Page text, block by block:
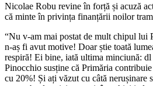
Nicolae Robu revine în forță și acuză
că minte în privința finanțării noilor
“Nu v-am mai postat de mult chipul lui
n-aș fi avut motive! Doar știe toată
respiră! Ei bine, iată ultima minciună:
Pinocchio susține că Primăria
cu 20%! Și ați văzut cu câtă nerușinare